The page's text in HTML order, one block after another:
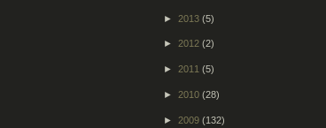
► 2013 (5)
► 2012 (2)
► 2011 (5)
► 2010 (28)
► 2009 (132)